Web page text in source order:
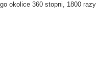
okolice 360 stopni, 1800 razy